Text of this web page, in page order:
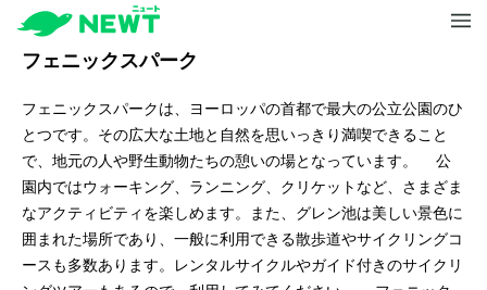
フェニックスパーク
フェニックスパークは、ヨーロッパの首都で最大の公立公園のひ
とつです。その広大な土地と自然を思いっきり満喫できること
で、地元の人や野生動物たちの憩いの場となっています。 公
園内ではウォーキング、ランニング、クリケットなど、さまざま
なアクティビティを楽しめます。また、グレン池は美しい景色に
囲まれた場所であり、一般に利用できる散歩道やサイクリングコ
ースも多数あります。レンタルサイクルやガイド付きのサイクリ